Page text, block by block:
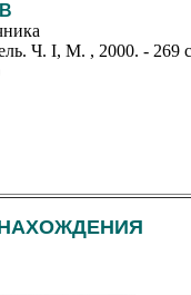
Ч. I, М. , 2000. - 269